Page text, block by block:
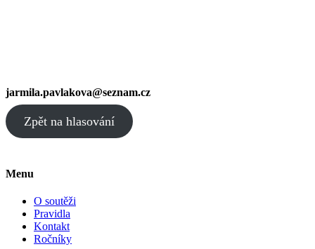
jarmila.pavlakova@seznam.cz
Zpět na hlasování
Menu
O soutěži
Pravidla
Kontakt
Ročníky